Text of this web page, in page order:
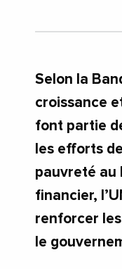
Selon la
croissance
font partie
les efforts
pauvreté au
financier,
renforcer
le